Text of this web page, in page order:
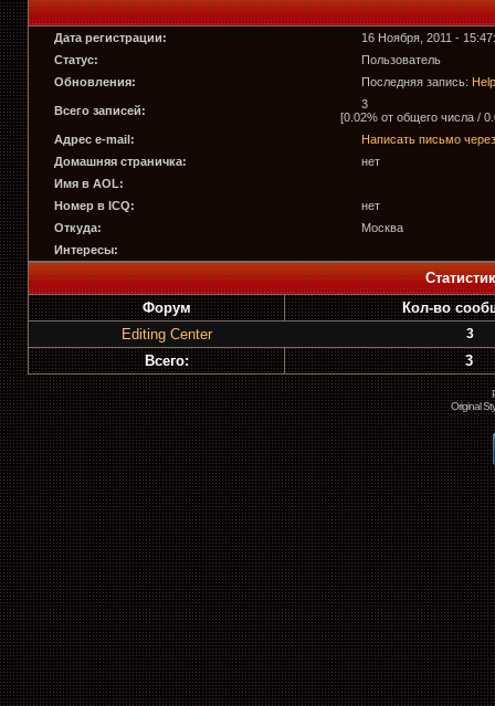
Дата регистрации:
16 Ноября, 2011 -
Статус:
Пользователь
Обновления:
Последняя запись:
Всего записей:
3
[0.02% от общего числа /
Адрес e-mail:
Написать письмо
Домашняя страничка:
нет
Имя в AOL:
Номер в ICQ:
нет
Откуда:
Москва
Интересы:
Форум
Кол-во
Editing Center
3
Всего: 3
Original